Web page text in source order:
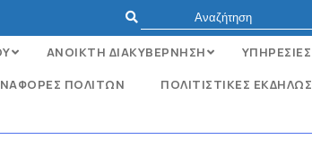
ΑΝΟΙΚΤΗ ΔΙΑΚΥΒΕΡΝΗΣΗ ΥΠΗΡΕΣΙΕΣ
ΠΟΛΙΤΏΝ ΠΟΛΙΤΙΣΤΙΚΕΣ